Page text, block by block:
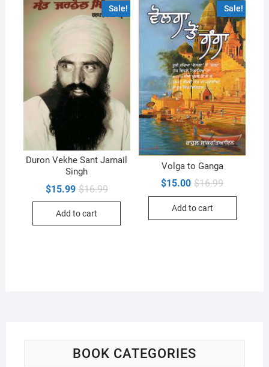
Sale!
Duron Vekhe Sant Jarnail
Singh
$16.99Original
$15.99
Current
Add to cart
Sale!
Volga to Ganga
$16.99Original
$15.00
Current
Add to cart
BOOK CATEGORIES